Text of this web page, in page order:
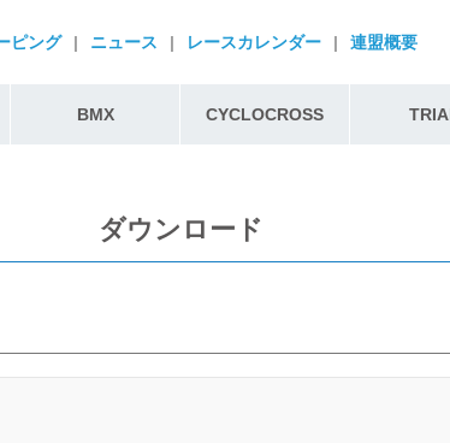
ピング | ニュース | レースカレンダー | 連盟概要
BMX CYCLOCROSS
ダウンロード